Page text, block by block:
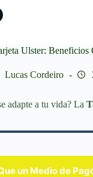
Ulster: Beneficios
Lucas Cordeiro
adapte a tu vida? La
un Medio de